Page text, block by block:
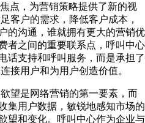
，为营销策略提供了新的视
客户的需求，降低客户成本，
的沟通，谁就拥有更大的营销优
者之间的重要联系点，呼叫中心
话支持和呼叫服务，而是承担了
接用户和为用户创造价值。
是网络营销的第一要素，而
集用户数据，敏锐地感知市场的
望和变化。呼叫中心作为企业与